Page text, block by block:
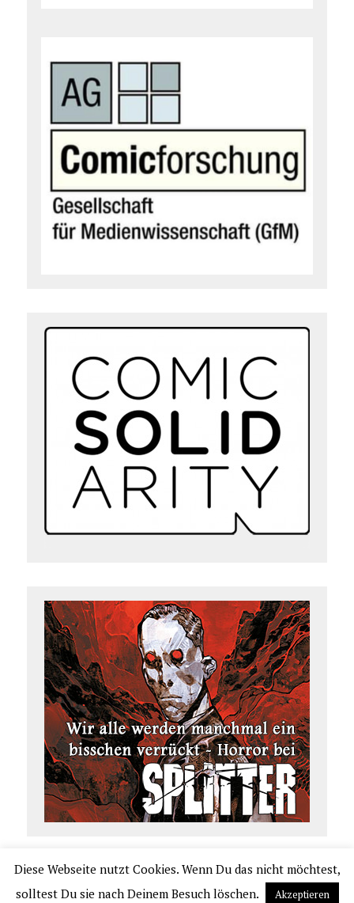
COPYRIGHT 2026 | COMIC.DE
Diese Webseite nutzt Cookies. Wenn Du das nicht möchtest,
solltest Du sie nach Deinem Besuch löschen.
Akzeptieren